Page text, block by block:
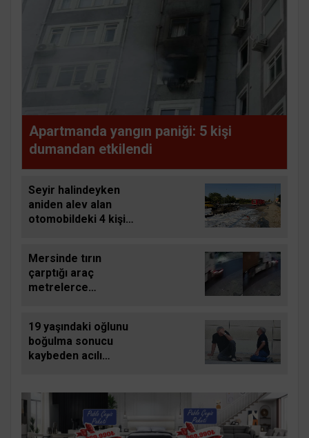
Apartmanda yangın paniği: 5 kişi
dumandan etkilendi
Seyir halindeyken
aniden alev alan
otomobildeki 4 kişi
Mersinde tırın
çarptığı araç
metrelerce
19 yaşındaki oğlunu
boğulma sonucu
kaybeden acılı